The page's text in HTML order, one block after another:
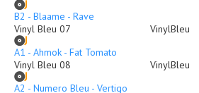
B2 - Blaame - Rave
Vinyl Bleu 07
VinylBleu
A1 - Ahmok - Fat Tomato
Vinyl Bleu 08
VinylBleu
A2 - Numero Bleu - Vertigo